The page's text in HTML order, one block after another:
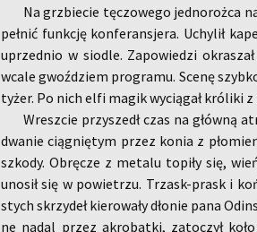
Na grzbie­cie tę­czo­we­go jed­no­roż­ca
peł­nić funk­cję kon­fe­ran­sje­ra. Uchy­lił
uprzed­nio w sio­dle. Za­po­wie­dzi
wcale gwoź­dziem pro­gra­mu. Scenę
ty­żer. Po nich elfi magik wy­cią­gał kró­li­ki
Wresz­cie przy­szedł czas na głów­ną
dwa­nie cią­gnię­tym przez konia z
szko­dy. Ob­rę­cze z me­ta­lu to­pi­ły się,
uno­sił się w po­wie­trzu. Trzask-prask i
stych skrzy­deł kie­ro­wa­ły dło­nie pana
ne nadal przez akro­bat­ki, za­to­czył